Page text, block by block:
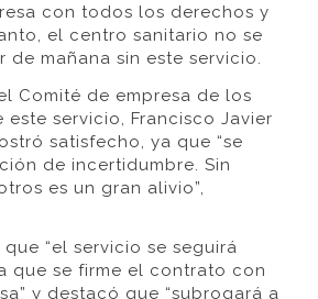
con todos los derechos y
el centro sanitario no se
de mañana sin este servicio.
Comité de empresa de los
servicio, Francisco Javier
satisfecho, ya que “se
de incertidumbre. Sin
es un gran alivio”,
“el servicio se seguirá
que se firme el contrato con
y destacó que “subrogará a